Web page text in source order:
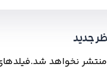
جدید
نخواهد شد.